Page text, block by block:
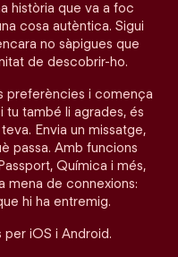
història que va a foc
cosa autèntica. Sigui
no sàpigues que
de descobrir-ho.
preferències i comença
tu també li agrades, és
Envia un missatge,
passa. Amb funcions
Química i més,
mena de connexions:
hi ha entremig.
iOS i Android.